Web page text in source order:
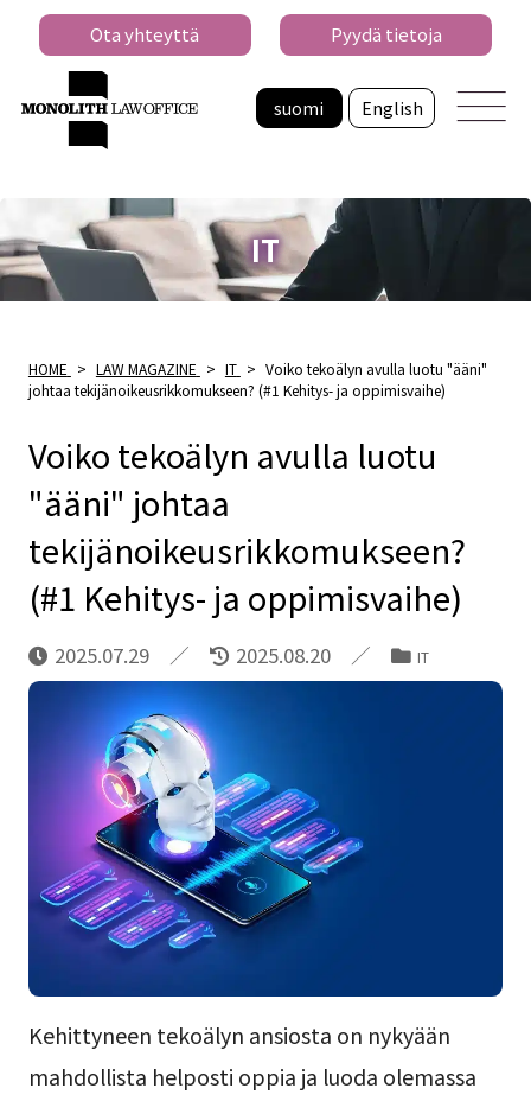
suomi English
Ota yhteyttä Pyydä tietoja
IT
HOME > LAW MAGAZINE > IT > Voiko tekoälyn avulla luotu "ääni"
johtaa tekijänoikeusrikkomukseen? (#1 Kehitys- ja oppimisvaihe)
Voiko tekoälyn avulla luotu
"ääni" johtaa
tekijänoikeusrikkomukseen?
(#1 Kehitys- ja oppimisvaihe)
2025.07.29 2025.08.20 IT
Kehittyneen tekoälyn ansiosta on nykyään
mahdollista helposti oppia ja luoda olemassa